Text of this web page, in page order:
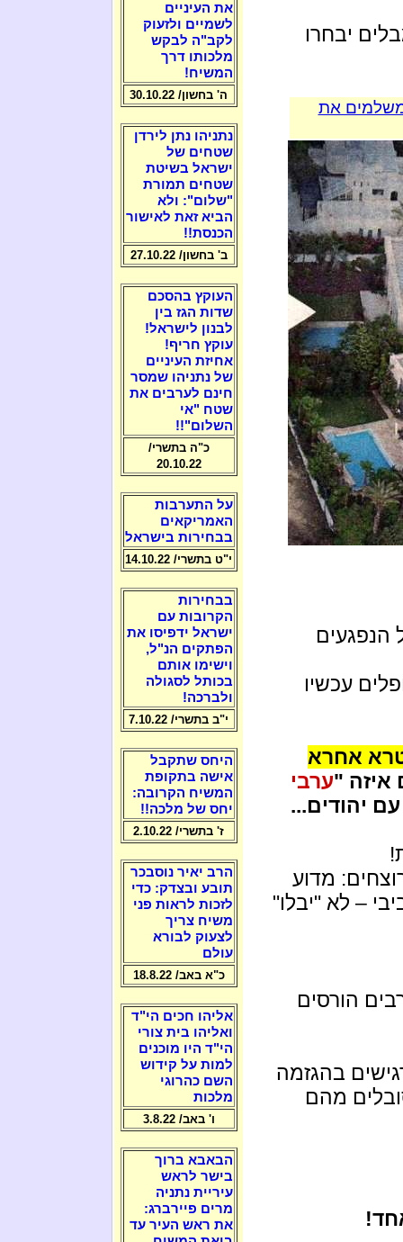
יבחרו
משלמים את
הנפגעים
עכשיו
אחרא
איזה "ערבי
יהודים...
מדוע
– לא "יבלו"
הורסים
בהגזמה
מהם
את העיניים
לשמיים ולזעוק
לקב"ה לבקש
מלכותו דרך
המשיח!
ה' בחשון/ 30.10.22
נתניהו נתן לירדן
שטחים של
ישראל בשיטת
שטחים תמורת
"שלום": ולא
הביא זאת לאישור
הכנסת!!
ב' בחשון/ 27.10.22
העוקץ בהסכם
שדות הגז בין
לבנון לישראל!
עוקץ חריף!
אחיזת העיניים
של נתניהו שמסר
חינם לערבים את
שטח "אי
השלום"!!
כ"ה בתשרי/
20.10.22
על התערבות
האמריקאים
בבחירות בישראל
י"ט בתשרי/ 14.10.22
בבחירות
הקרובות עם
ישראל ידפיסו את
הפתקים הנ"ל,
וישימו אותם
בכותל לסגולה
ולברכה!
י"ב בתשרי/ 7.10.22
היחס שתקבל
אישה בתקופת
המשיח הקרובה:
יחס של מלכה!!
ז' בתשרי/ 2.10.22
הרב יאיר נוסבכר
תובע ובצדק: כדי
לזכות לראות פני
משיח צריך
לצעוק לבורא
עולם
כ"א באב/ 18.8.22
אליהו חכים הי"ד
ואליהו בית צורי
הי"ד היו מוכנים
למות על קידוש
השם כהרוגי
מלכות
ו' באב/ 3.8.22
הבאבא ברוך
בישר לראש
עיריית נתניה
מרים פיירברג:
את ראש העיר עד